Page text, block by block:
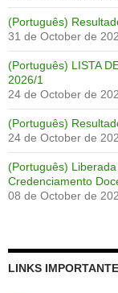
(Português)
31 de October de
(Português) LISTA
2026/1
24 de October de
(Português)
24 de October de
(Português)
Credenciamento
08 de October de
LINKS